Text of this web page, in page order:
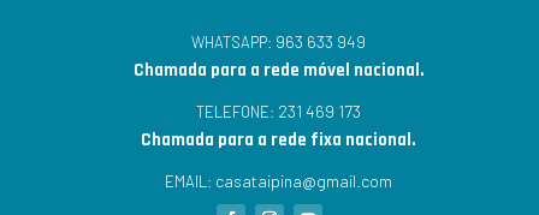
WHATSAPP: 963 633 949
Chamada para a rede móvel nacional.
TELEFONE: 231 469 173
Chamada para a rede fixa nacional.
EMAIL: casataipina@gmail.com